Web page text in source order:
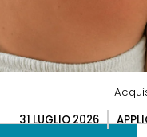
I Nostri
31 LUGLIO 2026